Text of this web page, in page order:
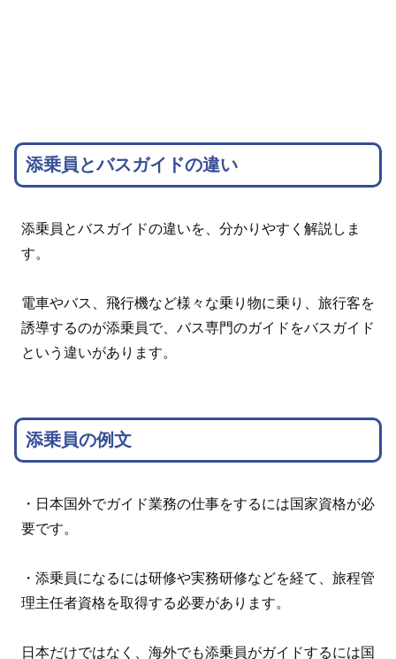
添乗員とバスガイドの違い
添乗員とバスガイドの違いを、分かりやすく解説しま
す。
電車やバス、飛行機など様々な乗り物に乗り、旅行客を
誘導するのが添乗員で、バス専門のガイドをバスガイド
という違いがあります。
添乗員の例文
・日本国外でガイド業務の仕事をするには国家資格が必
要です。
・添乗員になるには研修や実務研修などを経て、旅程管
理主任者資格を取得する必要があります。
日本だけではなく、海外でも添乗員がガイドするには国